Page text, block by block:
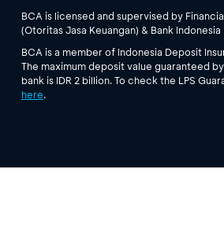
BCA is licensed and supervised by
(Otoritas Jasa Keuangan) & Bank Indonesia
BCA is a member of Indonesia Deposit
The maximum deposit value guaranteed
bank is IDR 2 billion. To check the LPS
here.